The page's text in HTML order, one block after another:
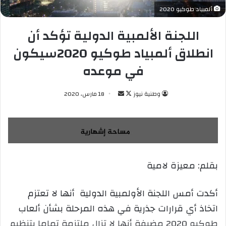
ألمبياد طوكيو 2020
اللجنة الألمبية الدولية تؤكد أن
انطلاق ألمبياد طوكيو 2020سيكون
في موعده
وطنية نيوز
ت
ب
ع
ع
س
ل
ب
ا
ل
18 مارس، 2020
بقلم: معيزة لامية
أكدت أمس اللجنة الأولمبية الدولية أنها لا تعتزم
اتخاذ أي قرارات جذرية في هذه المرحلة بشأن ألعاب